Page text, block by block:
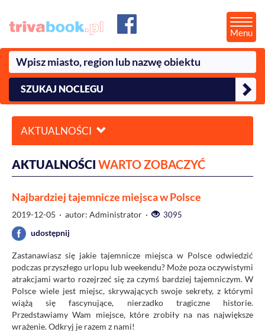
Menu
SZUKAJ NOCLEGU
AKTUALNOŚCI
AKTUALNOŚCI WARTO ZOBACZYĆ
Najbardziej tajemnicze miejsca w Polsce
2019-12-05 · autor: Administrator · 3095
udostępnij
Zastanawiasz się jakie tajemnicze miejsca w Polsce odwiedzić
podczas przyszłego urlopu lub weekendu? Może poza oczywistymi
atrakcjami warto rozejrzeć się za czymś bardziej tajemniczym. W
Polsce wiele jest miejsc, skrywających swoje sekrety, z którymi
wiążą się fascynujące, nierzadko tragiczne historie.
Przedstawiamy Wam miejsce, które zrobiły na nas największe
wrażenie. Odkryj je razem z nami!